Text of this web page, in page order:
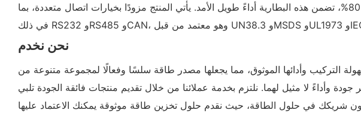
طاقة موثوقة لمجموعة واسعة من التطبيقات. مع عمر افتراضي يزيد عن 6000 دورة شحن وتفريغ بنسبة 80%، تضمن هذه البطارية أداءً طويل الأمد. يأتي المنتج مزودًا بخيارات اتصال متعددة، بما
نحن نخدم
بسعة 15 كيلوواط/ساعة. تتميز بطارياتنا بسهولة التركيب وأدائها الموثوق، مما يجعلها مصدر طاقة سلسًا وفعالًا لمجموعة متنوعة من
وأداءً لا مثيل لهما. نلتزم بخدمة عملائنا من خلال تقديم منتجات فائقة الجودة تلبي